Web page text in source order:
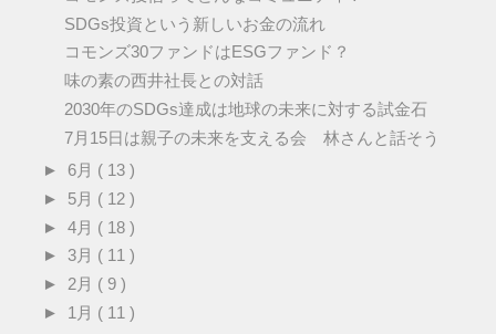
SDGs投資という新しいお金の流れ
コモンズ30ファンドはESGファンド？
味の素の西井社長との対話
2030年のSDGs達成は地球の未来に対する試金石
7月15日は親子の未来を支える会 林さんと話そう
► 6月 ( 13 )
► 5月 ( 12 )
► 4月 ( 18 )
► 3月 ( 11 )
► 2月 ( 9 )
► 1月 ( 11 )